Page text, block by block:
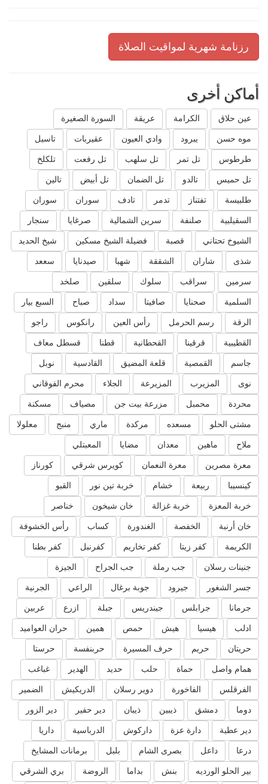
رزنامة شهرية لمواقيت الصلاة
أماكن أخرى
عين حلاق الكرامة عريقة السورة الصغيرة
موه حسن يبرود وادي العيون عقيربات تاسيل
طرطوس تل تمر تل سلهب تل رفعت تلكلخ
تل حميس تالدو تل الضمان تل أبيض تالين
طلبيسة تفتناز تدمر تادف سوران سوران
السقيلبية صلنفة سرين الشمالية صرغايا سنجار
الشيوخ تحتاني قصبة فضيلة الشيخ مسكين شيخ الحديد
شذى شاران الشققة شهبا صيدنايا سععد
سرمين سراقب سلوك سلقين صلخد
السلمية صحنايا صافيتا سداد صباح السبع بيار
الرقة رسم الحرمل رأس العين رانكوس راجو
القطيبية قرقينا القحطانية قطنا قسطل معاف
جاسم القمصية قلعة المضيق القادسية نوبل
نوى المزيرب المزيرعة الجلاء محرم الفوقاني
محردة محمبل مزرعة بيت جن مصياف مسكنة
مشتى الحلو مسعده مركدة ماري منبج معلولا
ملاح ماهين معدان مضايا المعبتلي
معرة مصرين معرة النعمان كويرس شرقي كورناز
كينسيبا ربيعة خشام خربة تين نور القبو
خربة المعزة خربة غزالة خان شيخون خناصر
خان أرنبة الخفصة الغندورة كساب رأس الخشوفة
الكريمة كفر زيتا كفر تخاريم كفرنبل كفر بطنا
جنينات رسلان جب رملة جب الجراح الجيزة
جسر الشغور جيرود جوبة برغال الراعي الجرنية
جرمانا جرابلس جيندريس جبلة ازرع عربين
ادلب هيسيا هيش حمص همين حران العواميد
حريتان حريم حرف المسيرة حربنفسة حرستا
همام واصل حماة حلب حديد الهدير غباغب
الفرقلس الفاخورة دوير رسلان الدريكيش الضمير
دوما دمشق ذيبين ذيبان دير حفير دير الزور
دير عطية دارة عزة داركوش الدرباسية داريا
درعا داعل بصرى الشام بلبل برمانات المشايخ
بير الحلو الورديه بنش بداما الروضة بري الشرقي